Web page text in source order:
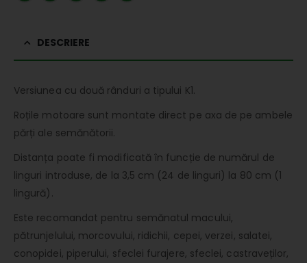
DESCRIERE
Versiunea cu două rânduri a tipului K1.
Roțile motoare sunt montate direct pe axa de pe ambele
părți ale semănătorii.
Distanța poate fi modificată în funcție de numărul de
linguri introduse, de la 3,5 cm (24 de linguri) la 80 cm (1
lingură).
Este recomandat pentru semănatul macului,
pătrunjelului, morcovului, ridichii, cepei, verzei, salatei,
conopidei, piperului, sfeclei furajere, sfeclei, castraveților,